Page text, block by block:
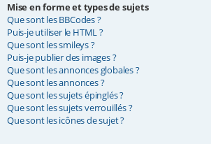
Mise en forme et types de sujets
Que sont les BBCodes ?
Puis-je utiliser le HTML ?
Que sont les smileys ?
Puis-je publier des images ?
Que sont les annonces globales ?
Que sont les annonces ?
Que sont les sujets épinglés ?
Que sont les sujets verrouillés ?
Que sont les icônes de sujet ?